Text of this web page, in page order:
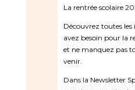
La rentrée scolaire
Découvrez toutes
avez besoin pour la
et ne manquez pas
venir.
Dans la Newsletter